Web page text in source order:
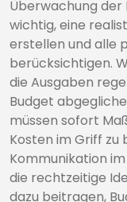
Überwachung der
wichtig, eine
erstellen und alle
berücksichtigen.
die Ausgaben
Budget
müssen sofort
Kosten im Griff zu
Kommunikation
die rechtzeitige
dazu beitragen,